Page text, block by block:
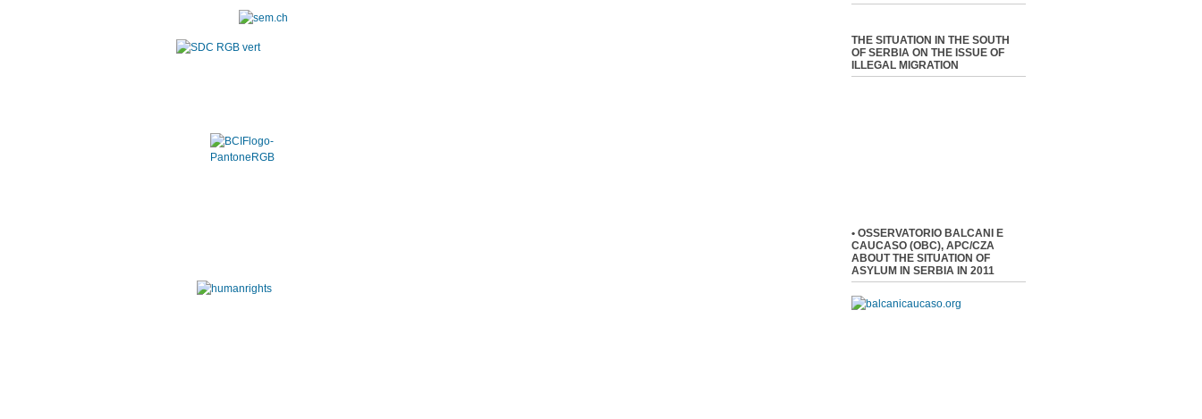
THE SITUATION IN THE SOUTH
OF SERBIA ON THE ISSUE OF
ILLEGAL MIGRATION
• OSSERVATORIO BALCANI E
CAUCASO (OBC), APC/CZA
ABOUT THE SITUATION OF
ASYLUM IN SERBIA IN 2011